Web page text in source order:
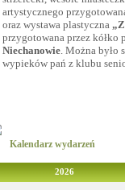
artystycznego
oraz wystawa plastyczna
przygotowana przez kółko
Niechanowie. Można było
wypieków pań z klubu
Kalendarz wydarzeń
2026